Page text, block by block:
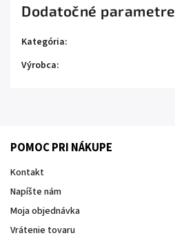
Dodatočné parametre
Kategória:
Výrobca:
POMOC PRI NÁKUPE
Kontakt
Napíšte nám
Moja objednávka
Vrátenie tovaru